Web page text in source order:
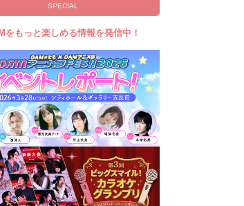
カラオケ歌い放題！
と一緒に！練習にも！
SPECIAL
をもっと楽しめる情報を発信中！